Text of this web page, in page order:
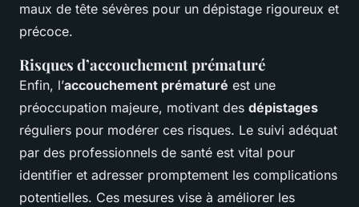
maux de tête sévères pour un dépistage rigoureux et
précoce.
Risques d’accouchement prématuré
Enfin, l’accouchement prématuré est une
préoccupation majeure, motivant des dépistages
réguliers pour modérer ces risques. Le suivi adéquat
par des professionnels de santé est vital pour
identifier et adresser promptement les complications
potentielles. Ces mesures vise à améliorer les